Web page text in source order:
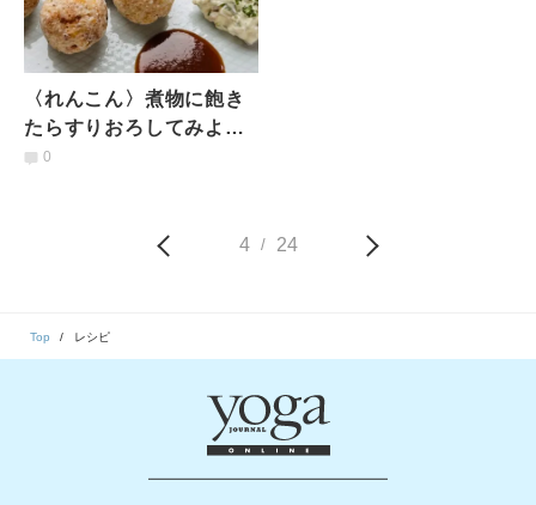
〈れんこん〉煮物に飽き
たらすりおろしてみよ
う。モチモチ食感！栄養
0
4 / 24
Top レシピ